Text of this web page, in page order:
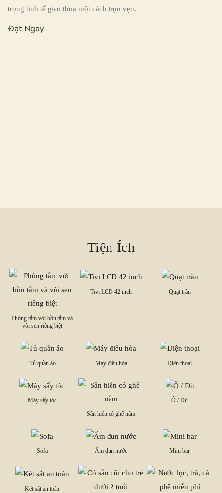
trọng tinh tế giao thoa một cách trọn vẹn.
Đặt Ngay
Tiện Ích
Phòng tắm với bồn tắm và
vòi sen riêng biệt
Tivi LCD 42 inch Quạt trần
Tủ quần áo Máy điều hòa Điện thoại
Máy sấy tóc
Sân hiên có ghế nằm
Ô / Dù
Sofa Ấm đun nước Mini bar
Két sắt an toàn